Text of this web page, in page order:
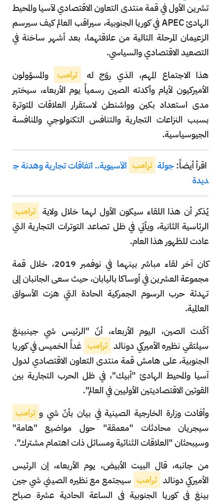
تشرين الأول في قمة منتدى التعاون الاقتصادي لآسيا والمحيط
الهادئ APEC في كوريا الجنوبية، سيراقب العالم كيف سيرسم
الزعيمان المرحلة التالية من علاقتهما، بعد أشهر ساخنة في
التصعيد الاقتصادي والسياسي.
هذا الاجتماع المهم، الذي روّج له
ترامب
والمسؤولون
الأميركيون لأيام وأكدته الصين رسمياً يوم الأربعاء، سيختبر
مدى استعداد بكين وواشنطن لاستقرار العلاقات المتوترة
بسبب النزاعات التجارية والتنافس التكنولوجي والمنافسة
الجيوسياسية.
اقرأ أيضاً:جولة ترامب الآسيوية.. اتفاقات تجارية وهدنة ج
ديدة
يُذكر أن هذا اللقاء سيكون الأول لهما خلال ولاية ترامب
الرئاسية الثانية، ويأتي في ظل تصاعد التوترات التجارية التي
عادت للظهور هذا العام.
كان آخر لقاء مباشر بينهما في نوفمبر 2019، خلال قمة
مجموعة العشرين في أوساكا باليابان، حيث سعى الجانبان إلى
تهدئة حرب الرسوم الجمركية الحادة التي هزت الأسواق
العالمية.
أكّدت الصين، اليوم الأربعاء، أنّ "الرئيس شي جينبينغ
سيلتقي نظيره الأميركي دونالد ترامب غداً الخميس في كوريا
الجنوبية، على هامش قمة منتدى التعاون الاقتصادي لدول
آسيا والمحيط الهادئ "أبيك"، في ظل الحرب التجارية بين
القوتين الاقتصاديتين الأوليين في العالم".
وأفادت وزارة الخارجية الصينية في بيان بأنّ شي و ترامب
سيجريان محادثات "معمقة" حول مواضيع "هامة"
وسيبحثان "العلاقات الثنائية ومسائل ذات اهتمام مشترك".
من جانبه، قال البيت الأبيض، يوم الأربعاء، إن الرئيس
الأميركي دونالد ترامب سيجتمع مع نظيره الصيني شي جين
بينغ في كوريا الجنوبية في الساعة الحادية عشرة صباح